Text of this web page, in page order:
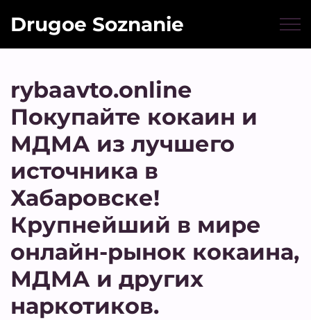
Drugoe Soznanie
rybaavto.online
Покупайте кокаин и
МДМА из лучшего
источника в
Хабаровске!
Крупнейший в мире
онлайн-рынок кокаина,
МДМА и других
наркотиков.